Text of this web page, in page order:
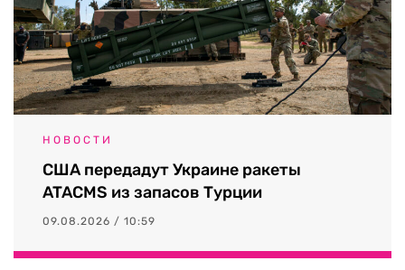
НОВОСТИ
США передадут Украине ракеты
ATACMS из запасов Турции
09.08.2026 / 10:59